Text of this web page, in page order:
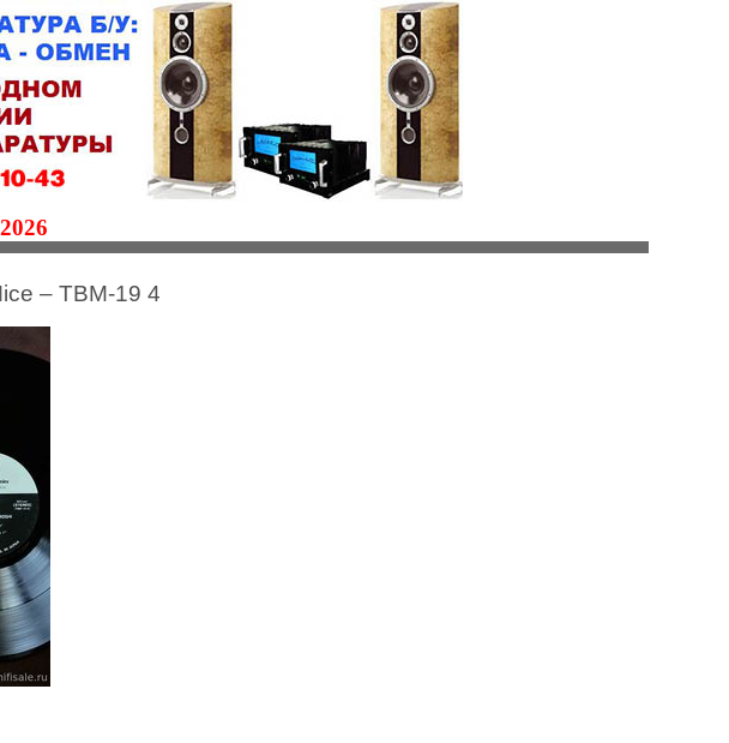
– TBM-19 4